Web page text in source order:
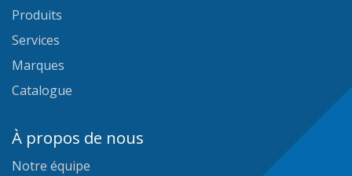
Produits
Services
Marques
Catalogue
À propos de nous
Notre équipe